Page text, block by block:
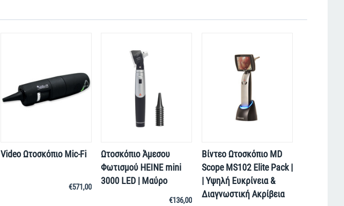
Video Ωτοσκόπιο Mic-Fi
€571,00
Ωτοσκόπιο Άμεσου
Φωτισμού HEINE mini
3000 LED | Μαύρο
€136,00
Βίντεο Ωτοσκόπιο MD
Scope MS102 Elite Pack |
| Υψηλή Ευκρίνεια &
Διαγνωστική Ακρίβεια